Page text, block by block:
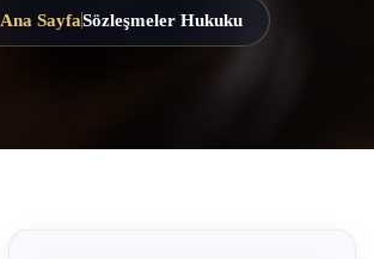
Ana SayfaSözleşmeler Hukuku